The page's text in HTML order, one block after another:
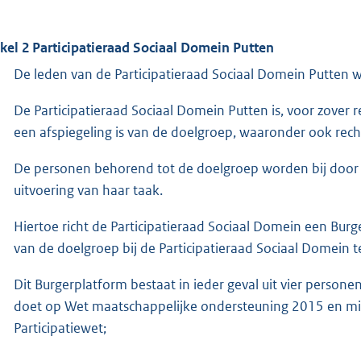
2 Participatieraad Sociaal Domein Putten
De leden van de Participatieraad Sociaal Domein Putten
De Participatieraad Sociaal Domein Putten is, voor
een afspiegeling is van de doelgroep, waaronder ook
De personen behorend tot de doelgroep worden bij
uitvoering van haar taak.
Hiertoe richt de Participatieraad Sociaal Domein een
van de doelgroep bij de Participatieraad Sociaal Domein
Dit Burgerplatform bestaat in ieder geval uit vier
doet op Wet maatschappelijke ondersteuning 2015 en
Participatiewet;